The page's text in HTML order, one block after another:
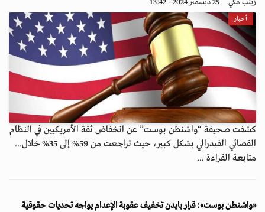
زينب مكي 25 ديسمبر 2024 - 13:42
أخبار
كشفت صحيفة “واشنطن بوست” عن انخفاض ثقة الأمريكيين في النظام
القضائي الفيدرالي بشكل كبير، حيث تراجعت من 59% إلى 35% خلال...
متابعة القراءة ...
«واشنطن بوست»: قرار بايدن تخفيف عقوبة الإعدام يواجه تحديات حقوقية